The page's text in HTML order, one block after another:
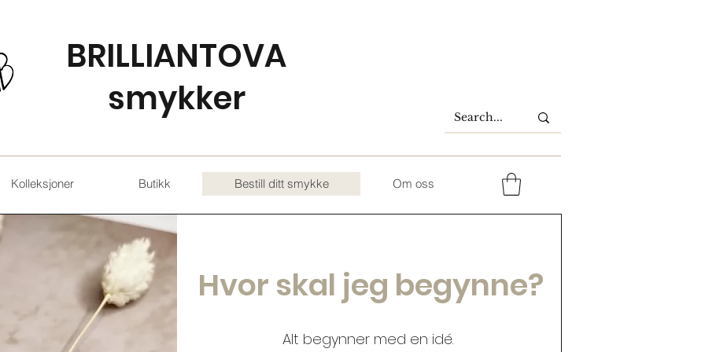
BRILLIANTOVA
smykker
Kolleksjoner Butikk Bestill ditt smykke Om oss
Hvor skal jeg begynne?
Alt begynner med en idé.